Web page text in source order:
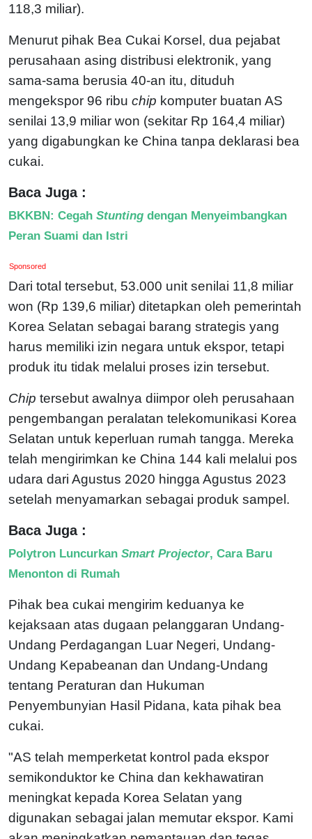
118,3 miliar).
Menurut pihak Bea Cukai Korsel, dua pejabat
perusahaan asing distribusi elektronik, yang
sama-sama berusia 40-an itu, dituduh
mengekspor 96 ribu chip komputer buatan AS
senilai 13,9 miliar won (sekitar Rp 164,4 miliar)
yang digabungkan ke China tanpa deklarasi bea
cukai.
Baca Juga :
BKKBN: Cegah Stunting dengan Menyeimbangkan
Peran Suami dan Istri
Sponsored
Dari total tersebut, 53.000 unit senilai 11,8 miliar
won (Rp 139,6 miliar) ditetapkan oleh pemerintah
Korea Selatan sebagai barang strategis yang
harus memiliki izin negara untuk ekspor, tetapi
produk itu tidak melalui proses izin tersebut.
Chip tersebut awalnya diimpor oleh perusahaan
pengembangan peralatan telekomunikasi Korea
Selatan untuk keperluan rumah tangga. Mereka
telah mengirimkan ke China 144 kali melalui pos
udara dari Agustus 2020 hingga Agustus 2023
setelah menyamarkan sebagai produk sampel.
Baca Juga :
Polytron Luncurkan Smart Projector, Cara Baru
Menonton di Rumah
Pihak bea cukai mengirim keduanya ke
kejaksaan atas dugaan pelanggaran Undang-
Undang Perdagangan Luar Negeri, Undang-
Undang Kepabeanan dan Undang-Undang
tentang Peraturan dan Hukuman
Penyembunyian Hasil Pidana, kata pihak bea
cukai.
"AS telah memperketat kontrol pada ekspor
semikonduktor ke China dan kekhawatiran
meningkat kepada Korea Selatan yang
digunakan sebagai jalan memutar ekspor. Kami